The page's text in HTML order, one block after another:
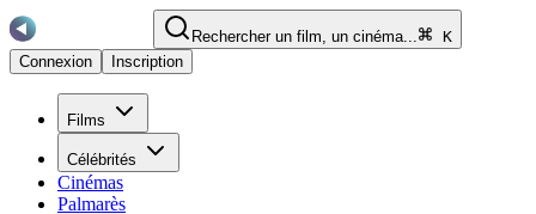
Rechercher un film, un cinéma...
K
Connexion
Inscription
Films
Célébrités
Cinémas
Palmarès